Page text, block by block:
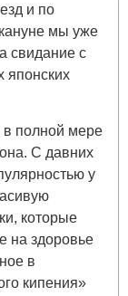
и по
мы уже
свидание с
японских
полной мере
С давних
у
которые
на здоровье
в
кипения»